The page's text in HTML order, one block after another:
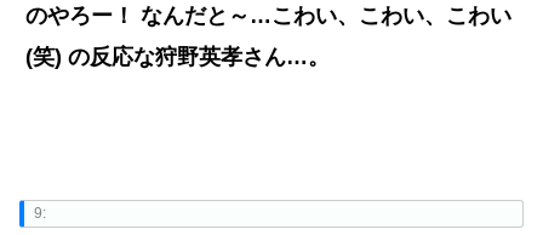
のやろー！ なんだと～…こわい、こわい、こわい
(笑) の反応な狩野英孝さん…。
9: